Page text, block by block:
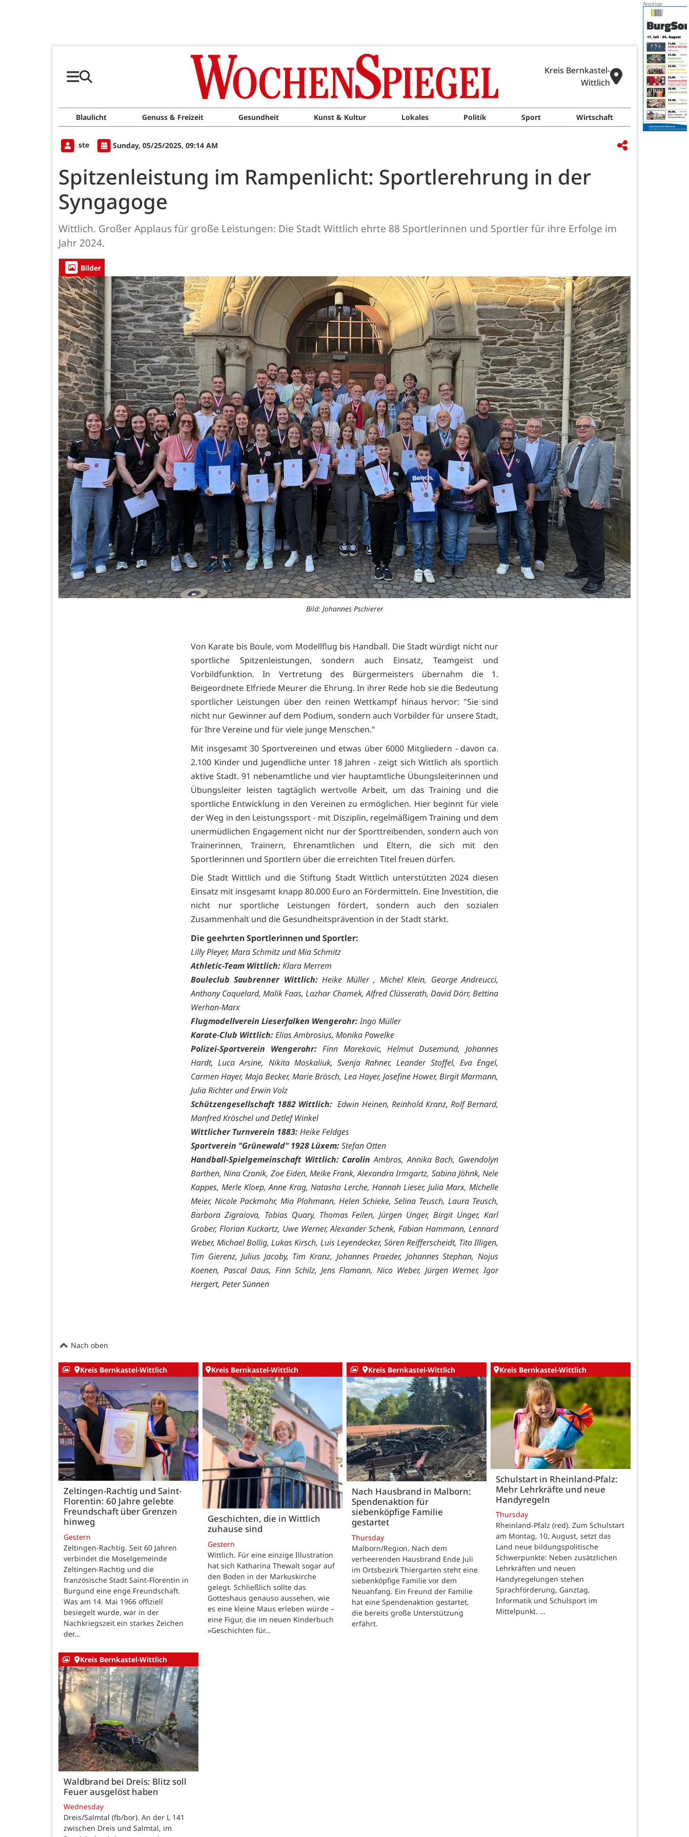
Kreis Bernkastel-
Wittlich
Blaulicht Genuss & Freizeit Gesundheit Kunst & Kultur Lokales Politik Sport Wirtschaft
ste Sunday, 05/25/2025, 09:14 AM
Spitzenleistung im Rampenlicht: Sportlerehrung in der
Syngagoge
Wittlich. Großer Applaus für große Leistungen: Die Stadt Wittlich ehrte 88 Sportlerinnen und Sportler für ihre Erfolge im
Jahr 2024.
Bilder
Bild: Johannes Pschierer
Von Karate bis Boule, vom Modellflug bis Handball. Die Stadt würdigt nicht nur
sportliche Spitzenleistungen, sondern auch Einsatz, Teamgeist und
Vorbildfunktion. In Vertretung des Bürgermeisters übernahm die 1.
Beigeordnete Elfriede Meurer die Ehrung. In ihrer Rede hob sie die Bedeutung
sportlicher Leistungen über den reinen Wettkampf hinaus hervor: "Sie sind
nicht nur Gewinner auf dem Podium, sondern auch Vorbilder für unsere Stadt,
für Ihre Vereine und für viele junge Menschen."
Mit insgesamt 30 Sportvereinen und etwas über 6000 Mitgliedern - davon ca.
2.100 Kinder und Jugendliche unter 18 Jahren - zeigt sich Wittlich als sportlich
aktive Stadt. 91 nebenamtliche und vier hauptamtliche Übungsleiterinnen und
Übungsleiter leisten tagtäglich wertvolle Arbeit, um das Training und die
sportliche Entwicklung in den Vereinen zu ermöglichen. Hier beginnt für viele
der Weg in den Leistungssport - mit Disziplin, regelmäßigem Training und dem
unermüdlichen Engagement nicht nur der Sporttreibenden, sondern auch von
Trainerinnen, Trainern, Ehrenamtlichen und Eltern, die sich mit den
Sportlerinnen und Sportlern über die erreichten Titel freuen dürfen.
Die Stadt Wittlich und die Stiftung Stadt Wittlich unterstützten 2024 diesen
Einsatz mit insgesamt knapp 80.000 Euro an Fördermitteln. Eine Investition, die
nicht nur sportliche Leistungen fördert, sondern auch den sozialen
Zusammenhalt und die Gesundheitsprävention in der Stadt stärkt.
Die geehrten Sportlerinnen und Sportler:
Lilly Pleyer, Mara Schmitz und Mia Schmitz
Athletic-Team Wittlich:Klara Merrem
Bouleclub Saubrenner Wittlich:Heike Müller , Michel Klein, George Andreucci,
Anthony Caquelard, Malik Faas, Lazhar Chamek, Alfred Clüsserath, David Dörr, Bettina
Werhan-Marx
Flugmodellverein Lieserfalken Wengerohr:Ingo Müller
Karate-Club Wittlich:Elias Ambrosius, Monika Pawelke
Polizei-Sportverein Wengerohr:Finn Marekovic, Helmut Dusemund, Johannes
Hardt, Luca Arsine, Nikita Moskaliuk, Svenja Rahner, Leander Stoffel, Eva Engel,
Carmen Hayer, Maja Becker, Marie Brösch, Lea Hayer, Josefine Hower, Birgit Marmann,
Julia Richter und Erwin Volz
Schützengesellschaft 1882 Wittlich: Edwin Heinen, Reinhold Kranz, Rolf Bernard,
Manfred Kröschel und Detlef Winkel
Wittlicher Turnverein 1883:Heike Feldges
Sportverein "Grünewald" 1928 Lüxem:Stefan Otten
Handball-Spielgemeinschaft Wittlich: Carolin Ambros, Annika Bach, Gwendolyn
Barthen, Nina Czanik, Zoe Eiden, Meike Frank, Alexandra Irmgartz, Sabina Jöhnk, Nele
Kappes, Merle Kloep, Anne Krag, Natasha Lerche, Hannah Lieser, Julia Marx, Michelle
Meier, Nicole Packmohr, Mia Plohmann, Helen Schieke, Selina Teusch, Laura Teusch,
Barbora Zigraiova, Tobias Quary, Thomas Feilen, Jürgen Unger, Birgit Unger, Karl
Grober, Florian Kuckartz, Uwe Werner, Alexander Schenk, Fabian Hammann, Lennard
Weber, Michael Bollig, Lukas Kirsch, Luis Leyendecker, Sören Reifferscheidt, Tito Illigen,
Tim Gierenz, Julius Jacoby, Tim Kranz, Johannes Praeder, Johannes Stephan, Nojus
Koenen, Pascal Daus, Finn Schilz, Jens Flamann, Nico Weber, Jürgen Werner, Igor
Hergert, Peter Sünnen
Nach oben
Kreis Bernkastel-Wittlich
Zeltingen-Rachtig und Saint-
Florentin: 60 Jahre gelebte
Freundschaft über Grenzen
hinweg
Gestern
Zeltingen-Rachtig. Seit 60 Jahren
verbindet die Moselgemeinde
Zeltingen-Rachtig und die
französische Stadt Saint-Florentin in
Burgund eine enge Freundschaft.
Was am 14. Mai 1966 offiziell
besiegelt wurde, war in der
Nachkriegszeit ein starkes Zeichen
der…
Kreis Bernkastel-Wittlich
Geschichten, die in Wittlich
zuhause sind
Gestern
Wittlich. Für eine einzige Illustration
hat sich Katharina Thewalt sogar auf
den Boden in der Markuskirche
gelegt. Schließlich sollte das
Gotteshaus genauso aussehen, wie
es eine kleine Maus erleben würde –
eine Figur, die im neuen Kinderbuch
»Geschichten für…
Kreis Bernkastel-Wittlich
Nach Hausbrand in Malborn:
Spendenaktion für
siebenköpfige Familie
gestartet
Thursday
Malborn/Region. Nach dem
verheerenden Hausbrand Ende Juli
im Ortsbezirk Thiergarten steht eine
siebenköpfige Familie vor dem
Neuanfang. Ein Freund der Familie
hat eine Spendenaktion gestartet,
die bereits große Unterstützung
erfährt.
Kreis Bernkastel-Wittlich
Schulstart in Rheinland-Pfalz:
Mehr Lehrkräfte und neue
Handyregeln
Thursday
Rheinland-Pfalz (red). Zum Schulstart
am Montag, 10. August, setzt das
Land neue bildungspolitische
Schwerpunkte: Neben zusätzlichen
Lehrkräften und neuen
Handyregelungen stehen
Sprachförderung, Ganztag,
Informatik und Schulsport im
Mittelpunkt. …
Kreis Bernkastel-Wittlich
Waldbrand bei Dreis: Blitz soll
Feuer ausgelöst haben
Wednesday
Dreis/Salmtal (fb/bor). An der L 141
zwischen Dreis und Salmtal, im